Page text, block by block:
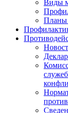
Виды
Планы